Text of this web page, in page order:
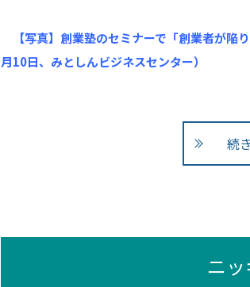
【写真】創業塾のセミナーで「創業者が陥
月10日、みとしんビジネスセンター）
続
ニ